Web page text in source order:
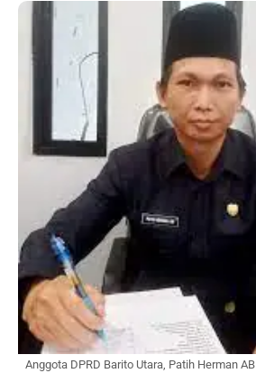
Anggota DPRD Barito Utara, Patih Herman AB